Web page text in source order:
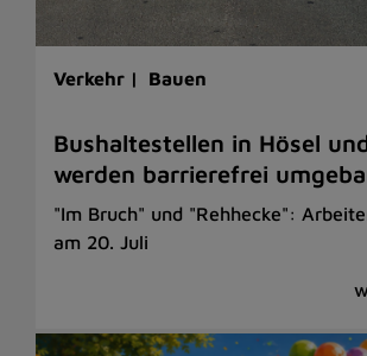
Verkehr | Bauen
Bushaltestellen in Hösel
werden barrierefrei
"Im Bruch" und "Rehhecke":
am 20. Juli